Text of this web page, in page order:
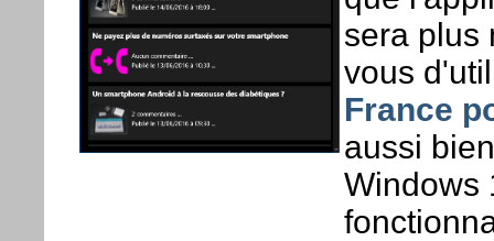
sera plus
vous
France
aussi
Windows